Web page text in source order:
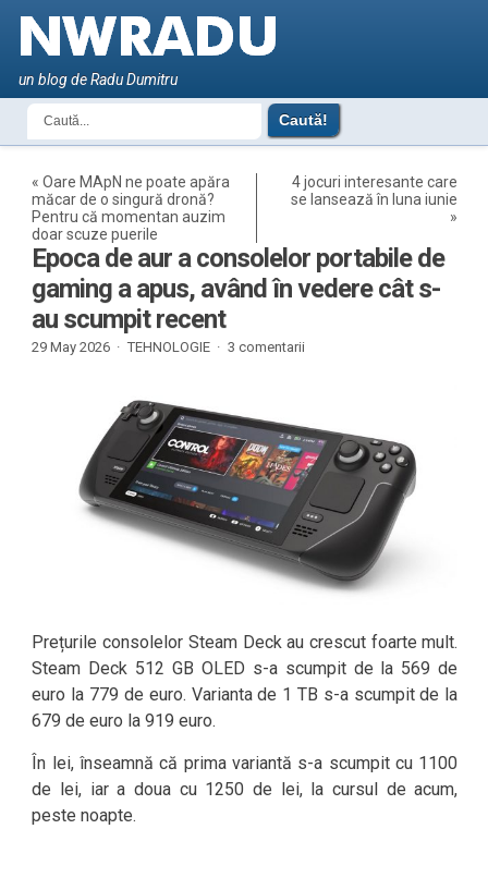
un blog de Radu Dumitru
«Oare MApN ne poate apăra
măcar de o singură dronă?
Pentru că momentan auzim
doar scuze puerile
4 jocuri interesante care
se lansează în luna iunie
»
Epoca de aur a consolelor portabile de
gaming a apus, având în vedere cât s-
au scumpit recent
29 May 2026 · TEHNOLOGIE · 3 comentarii
Prețurile consolelor Steam Deck au crescut foarte mult.
Steam Deck 512 GB OLED s-a scumpit de la 569 de
euro la 779 de euro. Varianta de 1 TB s-a scumpit de la
679 de euro la 919 euro.
În lei, înseamnă că prima variantă s-a scumpit cu 1100
de lei, iar a doua cu 1250 de lei, la cursul de acum,
peste noapte.